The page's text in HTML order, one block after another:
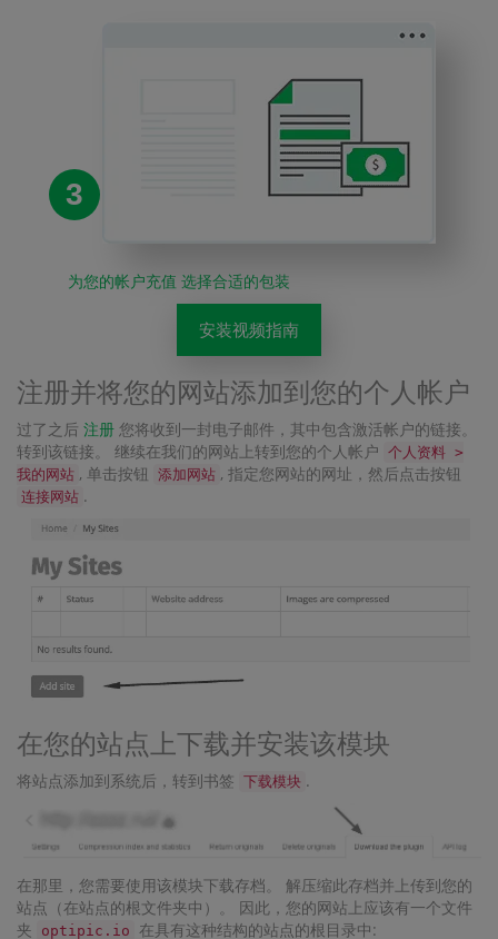
3
为您的帐户充值 选择合适的包装
安装视频指南
注册并将您的网站添加到您的个人帐户
过了之后 注册 您将收到一封电子邮件，其中包含激活帐户的链接。
转到该链接。 继续在我们的网站上转到您的个人帐户 个人资料 >
我的网站 , 单击按钮 添加网站 , 指定您网站的网址，然后点击按钮
连接网站 .
在您的站点上下载并安装该模块
将站点添加到系统后，转到书签 下载模块 .
在那里，您需要使用该模块下载存档。 解压缩此存档并上传到您的
站点（在站点的根文件夹中）。 因此，您的网站上应该有一个文件
夹
optipic.io 在具有这种结构的站点的根目录中: